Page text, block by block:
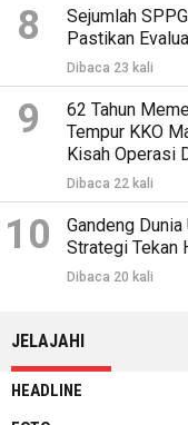
8
Sejumlah
Pastikan
Dibaca 23 kali
9
62 Tahun
Tempur KKO
Kisah Operasi
Dibaca 22 kali
10
Gandeng
Strategi Tekan
Dibaca 20 kali
JELAJAHI
HEADLINE